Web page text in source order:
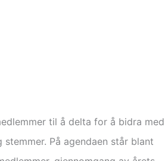
til å delta for å bidra med
På agendaen står blant